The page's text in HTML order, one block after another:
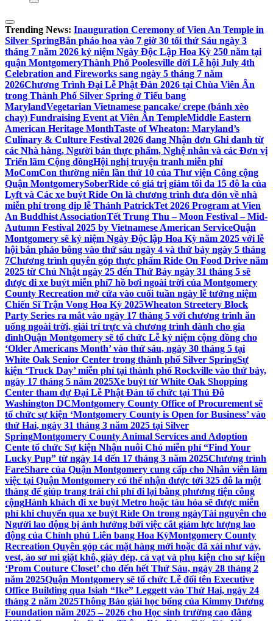
Trending News: Inauguration Ceremony of Vien An Temple in
Silver SpringBắn pháo hoa vào 7 giờ 30 tối thứ Sáu ngày 3
tháng 7 năm 2026 kỷ niệm Ngày Độc Lập Hoa Kỳ 250 năm tại
quận MontgomeryThành Phố Poolesville dời Lễ hội July 4th
Celebration and Fireworks sang ngày 5 tháng 7 năm
2026Chương Trình Đại Lễ Phật Đản 2026 tại Chùa Viên Ân
trong Thành Phố Silver Spring ở Tiểu bang
MarylandVegetarian Vietnamese pancake/ crepe (bánh xèo
chay) Fundraising Event at Viên Ân TempleMiddle Eastern
American Heritage MonthTaste of Wheaton: Maryland’s
Culinary & Culture Festival 2026 đang Nhận đơn Ghi danh từ
các Nhà hàng, Người bán thực phẩm, Nghệ nhân và các Đơn vị
Triển lãm Cộng đồngHội nghị truyện tranh miễn phí
MoComCon thường niên lần thứ 10 của Thư viện Công cộng
Quận MontgomerySoberRide có giá trị giảm tối đa 15 đô la của
Lyft và Các xe buýt Ride On là chương trình đưa đón về nhà
miễn phí trong dịp lễ Thánh PatrickTet 2026 Program at Vien
An Buddhist AssociationTết Trung Thu – Moon Festival – Mid-
Autumn Festival 2025 by Vietnamese American ServiceQuận
Montgomery sẽ kỷ niệm Ngày Độc lập Hoa Kỳ năm 2025 với lễ
hội bắn pháo bông vào thứ sáu ngày 4 và thứ bảy ngày 5 tháng
7Chương trình quyên góp thực phẩm Ride On Food Drive năm
2025 từ Chủ Nhật ngày 25 đến Thứ Bảy ngày 31 tháng 5 sẽ
được đi xe buýt miễn phí7 hồ bơi ngoài trời của Montgomery
County Recreation mở cửa vào cuối tuần ngày lễ tưởng niệm
Chiến Sĩ Trận Vong Hoa Kỳ 2025Wheaton Streetery Block
Party Series ra mắt vào ngày 17 tháng 5 với chương trình ăn
uống ngoài trời, giải trí trực và chương trình dành cho gia
đìnhQuận Montgomery sẽ tổ chức Lễ kỷ niệm cộng đồng cho
‘Older Americans Month’ vào thứ sáu, ngày 30 tháng 5 tại
White Oak Senior Center trong thành phố Silver SpringSự
kiện ‘Truck Day’ miễn phí tại thành phố Rockville vào thứ bảy,
ngày 17 tháng 5 năm 2025Xe buýt từ White Oak Shopping
Center tham dự Đại Lễ Phật Đản tổ chức tại Thủ Đô
Washington DCMontgomery County Office of Procurement sẽ
tổ chức sự kiện ‘Montgomery County is Open for Business’ vào
thứ Hai, ngày 31 tháng 3 năm 2025 tại Silver
SpringMontgomery County Animal Services and Adoption
Cente tổ chức Sự kiện Nhận nuôi Chó miễn phí “Find Your
Lucky Pup” từ ngày 14 đến 17 tháng 3 năm 2025Chương trình
FareShare của Quận Montgomery cung cấp cho Nhân viên làm
việc tại Quận Montgomery có thể nhận được tới 325 đô la một
tháng để giúp trang trải chi phí đi lại bằng phương tiện công
cộngHành khách đi xe buýt Metro hoặc tàu hỏa sẽ được miễn
phí khi chuyển qua xe buýt Ride On trong ngàyTài nguyên cho
Người lao động bị ảnh hưởng bởi việc cắt giảm lực lượng lao
động của Chính phủ Liên bang Hoa KỳMontgomery County
Recreation Quyên góp các mặt hàng mới hoặc đã xài như váy,
vest, áo sơ mi giặt khô, giày dép, cà vạt và phụ kiện cho sự kiện
‘Prom Couture Closet’ cho đến hết Thứ Sáu, ngày 28 tháng 2
năm 2025Quận Montgomery sẽ tổ chức Lễ đổi tên Executive
Office Building qua Isiah “Ike” Leggett vào Thứ Hai, ngày 24
tháng 2 năm 2025Thông Báo giải học bổng của Kimmy Dương
Foundation năm 2025 – 2026 cho Học sinh trường cao đẳng